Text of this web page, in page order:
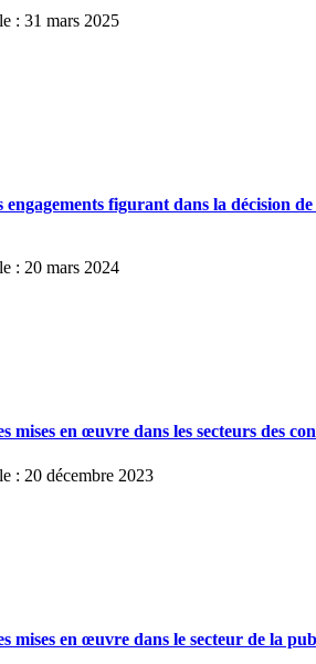
: 31 mars 2025
engagements figurant dans la décision
: 20 mars 2024
mises en œuvre dans les secteurs des
: 20 décembre 2023
mises en œuvre dans le secteur de la